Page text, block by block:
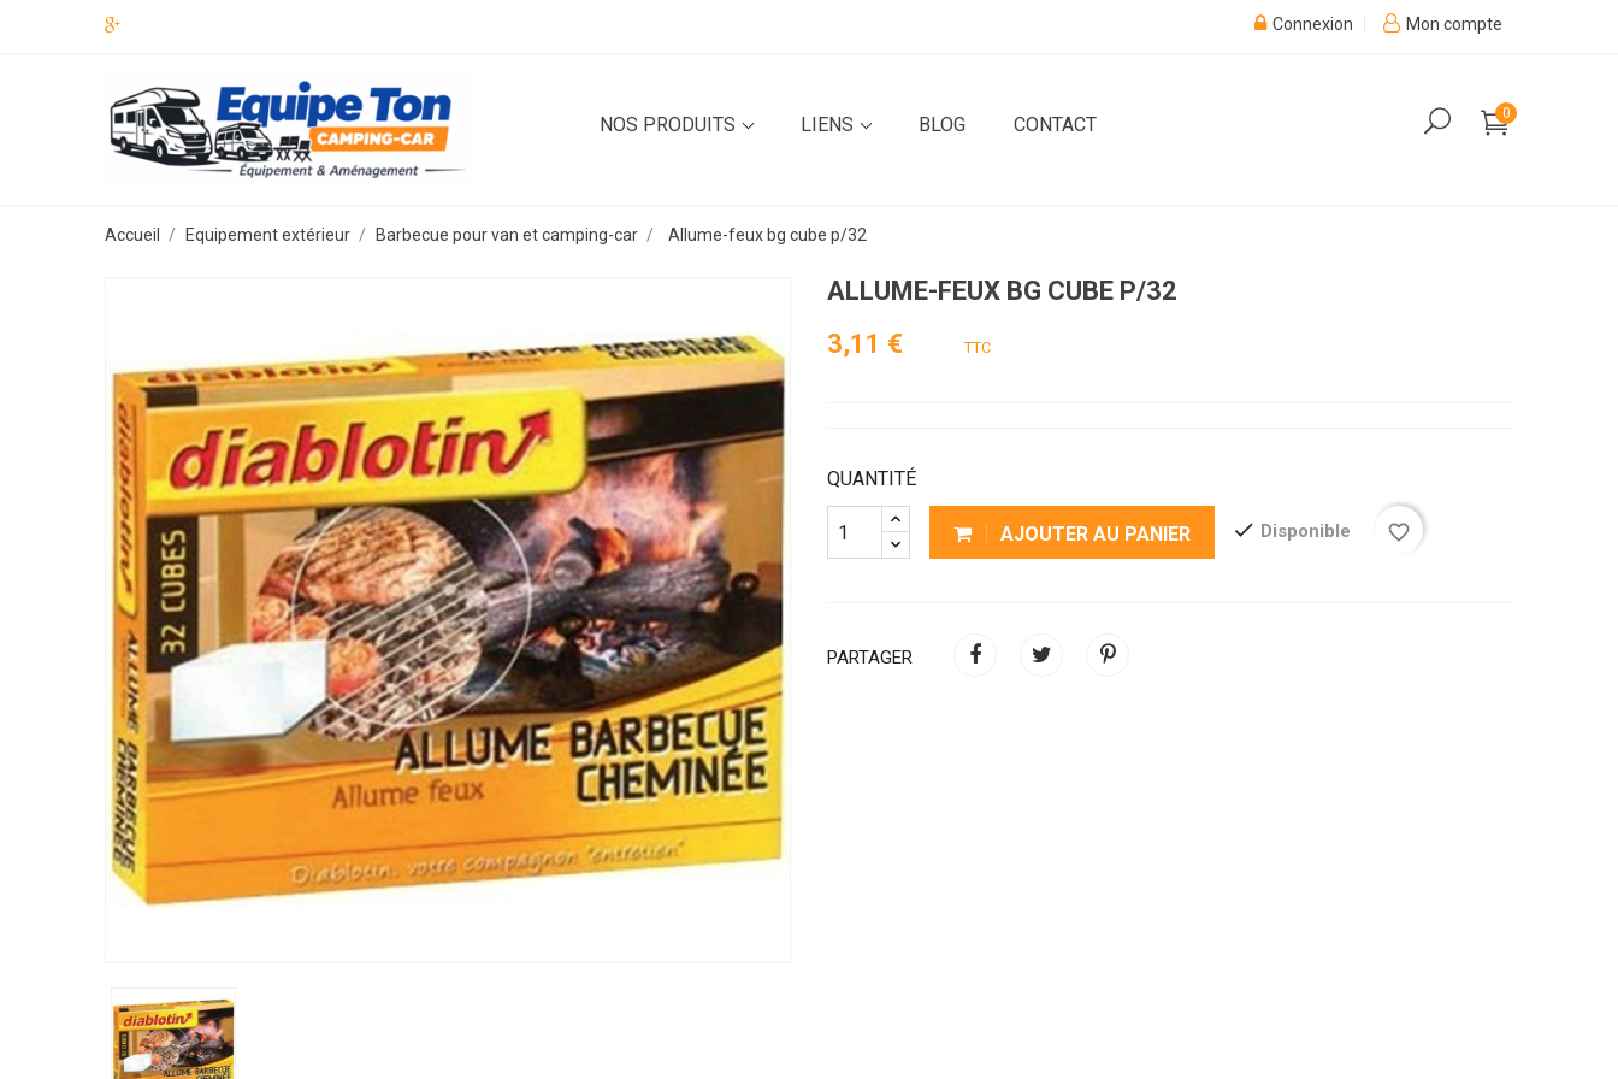
Mon compte
Connexion
0
NOS PRODUITS LIENS BLOG CONTACT
Accueil Equipement extérieur Barbecue pour van et camping-car Allume-feux bg cube p/32
ALLUME-FEUX BG CUBE P/32
3,11 €
TTC
QUANTITÉ
AJOUTER AU PANIER check Disponible favorite_border
PARTAGER